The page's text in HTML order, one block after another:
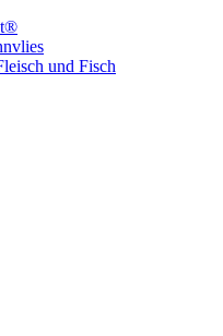
und Fisch